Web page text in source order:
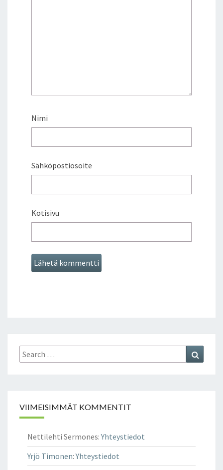
N
R
Nimi
Sähköpostiosoite
Kotisivu
Search
for:
VIIMEISIMMÄT KOMMENTIT
Nettilehti Sermones:Yhteystiedot
Yrjö Timonen:Yhteystiedot